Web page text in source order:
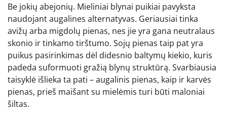
Be jokių abejonių. Mieliniai blynai puikiai pavyksta
naudojant augalines alternatyvas. Geriausiai tinka
avižų arba migdolų pienas, nes jie yra gana neutralaus
skonio ir tinkamo tirštumo. Sojų pienas taip pat yra
puikus pasirinkimas dėl didesnio baltymų kiekio, kuris
padeda suformuoti gražią blynų struktūrą. Svarbiausia
taisyklė išlieka ta pati – augalinis pienas, kaip ir karvės
pienas, prieš maišant su mielėmis turi būti maloniai
šiltas.